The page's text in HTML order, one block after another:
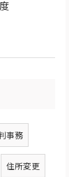
事務
住所変更